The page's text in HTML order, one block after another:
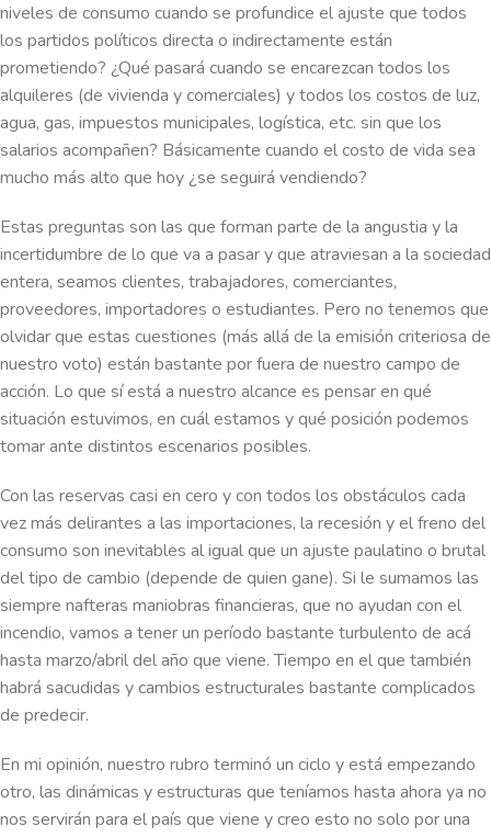
niveles de consumo cuando se profundice el ajuste que todos
los partidos políticos directa o indirectamente están
prometiendo? ¿Qué pasará cuando se encarezcan todos los
alquileres (de vivienda y comerciales) y todos los costos de luz,
agua, gas, impuestos municipales, logística, etc. sin que los
salarios acompañen? Básicamente cuando el costo de vida sea
mucho más alto que hoy ¿se seguirá vendiendo?
Estas preguntas son las que forman parte de la angustia y la
incertidumbre de lo que va a pasar y que atraviesan a la sociedad
entera, seamos clientes, trabajadores, comerciantes,
proveedores, importadores o estudiantes. Pero no tenemos que
olvidar que estas cuestiones (más allá de la emisión criteriosa de
nuestro voto) están bastante por fuera de nuestro campo de
acción. Lo que sí está a nuestro alcance es pensar en qué
situación estuvimos, en cuál estamos y qué posición podemos
tomar ante distintos escenarios posibles.
Con las reservas casi en cero y con todos los obstáculos cada
vez más delirantes a las importaciones, la recesión y el freno del
consumo son inevitables al igual que un ajuste paulatino o brutal
del tipo de cambio (depende de quien gane). Si le sumamos las
siempre nafteras maniobras financieras, que no ayudan con el
incendio, vamos a tener un período bastante turbulento de acá
hasta marzo/abril del año que viene. Tiempo en el que también
habrá sacudidas y cambios estructurales bastante complicados
de predecir.
En mi opinión, nuestro rubro terminó un ciclo y está empezando
otro, las dinámicas y estructuras que teníamos hasta ahora ya no
nos servirán para el país que viene y creo esto no solo por una